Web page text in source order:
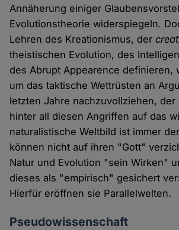
Annäherung einiger
Evolutionstheorie widerspiegeln.
Lehren des Kreationismus, der
theistischen Evolution, des
des Abrupt Appearence definieren,
um das taktische Wettrüsten an
letzten Jahre nachzuvollziehen, der
hinter all diesen Angriffen auf das
naturalistische Weltbild ist immer
können nicht auf ihren "Gott"
Natur und Evolution "sein Wirken"
dieses als "empirisch" gesichert
Hierfür eröffnen sie Parallelwelten.
Pseudowissenschaft